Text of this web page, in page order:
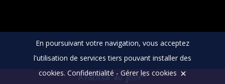
Ardoise du jour*
En poursuivant votre navigation, vous acceptez
l'utilisation de services tiers pouvant installer des
cookies. Confidentialité - Gérer les cookies